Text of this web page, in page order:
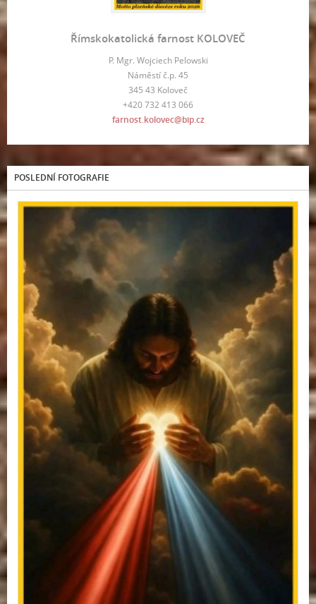
Římskokatolická farnost KOLOVEČ
P. Mgr. Wojciech Pelowski
Náměstí č.p. 45
345 43 Koloveč
+420 732 413 066
farnost.kolovec@bip.cz
POSLEDNÍ FOTOGRAFIE